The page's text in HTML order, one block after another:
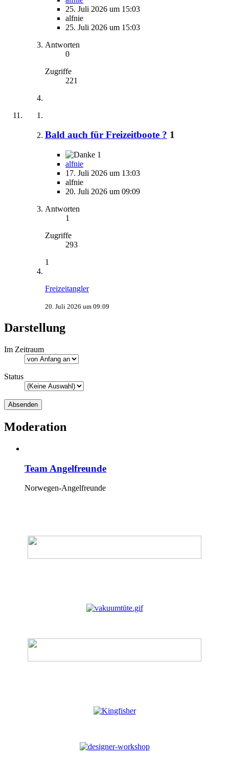
25. Juli 2026 um 15:03
alfnie
25. Juli 2026 um 15:03
Antworten
0
Zugriffe
221
Bald auch für Freizeitboote ? 1
1
alfnie
17. Juli 2026 um 13:03
alfnie
20. Juli 2026 um 09:09
Antworten
1
Zugriffe
293
1
Freizeitangler
20. Juli 2026 um 09:09
Darstellung
Im Zeitraum
Status
Moderation
Team Angelfreunde
Norwegen-Angelfreunde